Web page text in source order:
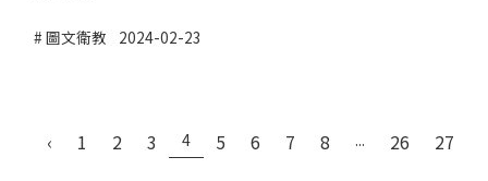
圖文衛教 2024-02-23
‹ 1 2 3 4 5 6 7 8 ... 26 27